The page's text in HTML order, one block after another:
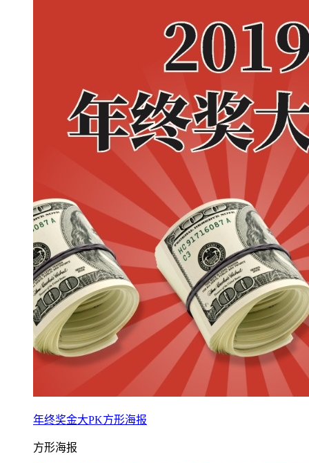
年终奖金大PK方形海报
方形海报